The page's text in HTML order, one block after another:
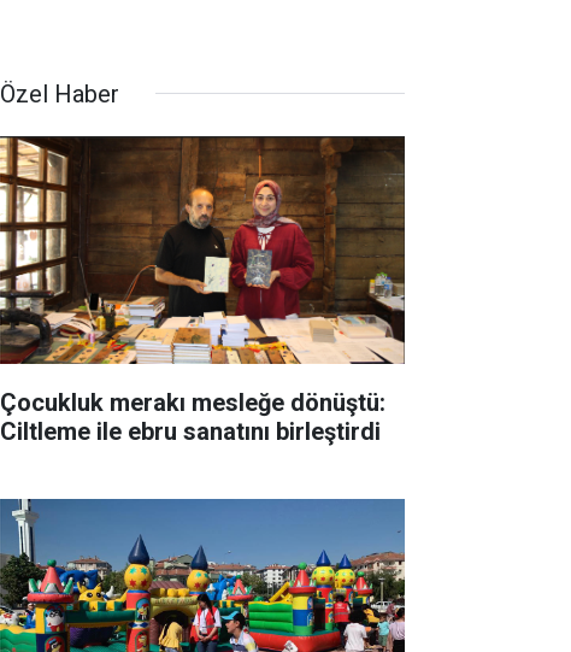
Özel Haber
Çocukluk merakı mesleğe dönüştü:
Ciltleme ile ebru sanatını birleştirdi